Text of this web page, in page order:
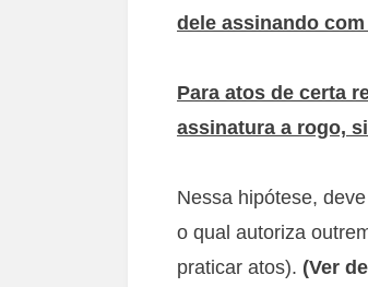
dele assinando
Para atos de certa
assinatura a rogo,
Nessa hipótese,
o qual autoriza
praticar atos). (Ver